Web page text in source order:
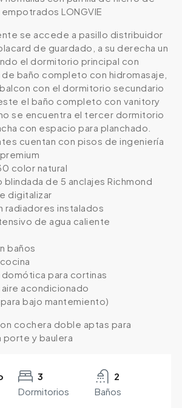
LONGVIE
se accede a pasillo distribuidor
de guardado, a su derecha un
el dormitorio principal con
baño completo con hidromasaje,
con el dormitorio secundario
el baño completo con vanitory
se encuentra el tercer dormitorio
con espacio para planchado.
cuentan con pisos de ingeniería
color natural
de 5 anclajes Richmond
digitalizar
radiadores instalados
de agua caliente
baños
para cortinas
acondicionado
bajo mantemiento)
cochera doble aptas para
porte y baulera
3
Dormitorios
2
Baños